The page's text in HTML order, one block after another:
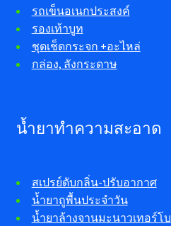
รถเข็นอเนกประสงค์
รองเท้าบูท
ชุดเช็ดกระจก +อะไหล่
กล่อง, ลังกระดาษ
น้ำยาทำความสะอาด
สเปรย์ดับกลิ่น-ปรับอากาศ
น้ำยาถูพื้นประจำวัน
น้ำยาล้างจานมะนาวเทอร์โบ